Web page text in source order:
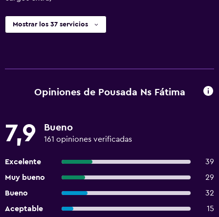
Mostrar los 37 servicios
Opiniones de Pousada Ns Fátima
7,9 Bueno
161 opiniones verificadas
Excelente
39
Muy bueno
29
Bueno
32
Aceptable
15